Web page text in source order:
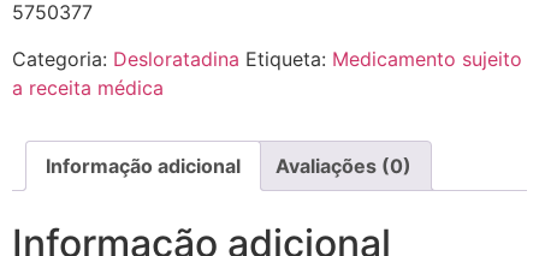
5750377
Categoria: Desloratadina Etiqueta: Medicamento sujeito
a receita médica
Informação adicional Avaliações (0)
Informação adicional